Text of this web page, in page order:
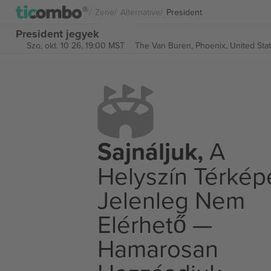
Zene Alternative President
President jegyek
Szo, okt. 10 26, 19:00 MST The Van Buren, Phoenix, United
Sajnáljuk,A
Helyszín
Jelenleg Nem
Elérhető —
Hamarosan